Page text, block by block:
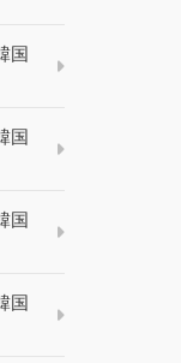
国
国
国
国